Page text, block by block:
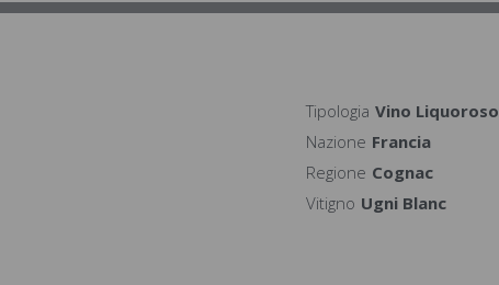
Tipologia Vino Liquoroso
Nazione Francia
Regione Cognac
Vitigno Ugni Blanc